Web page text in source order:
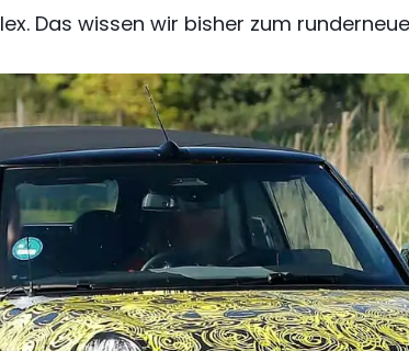
Das wissen wir bisher zum